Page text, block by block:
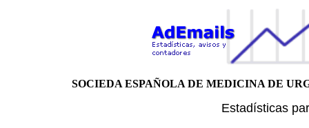
SOCIEDA ESPAÑOLA DE MEDICINA DE
Estadísticas